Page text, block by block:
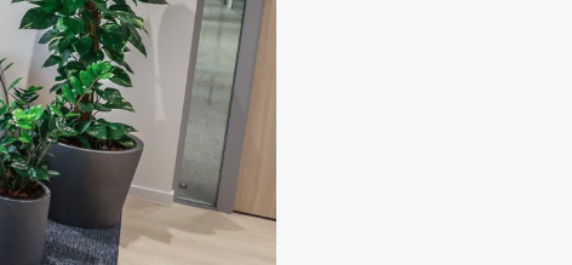
Aranžmá, floristika, dekorace